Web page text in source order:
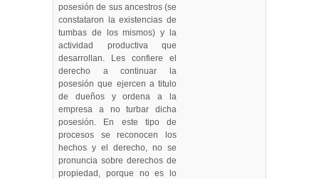
posesión de sus ancestros (se
constataron la existencias de
tumbas de los mismos) y la
actividad productiva que
desarrollan. Les confiere el
derecho a continuar la
posesión que ejercen a titulo
de dueños y ordena a la
empresa a no turbar dicha
posesión. En este tipo de
procesos se reconocen los
hechos y el derecho, no se
pronuncia sobre derechos de
propiedad, porque no es lo